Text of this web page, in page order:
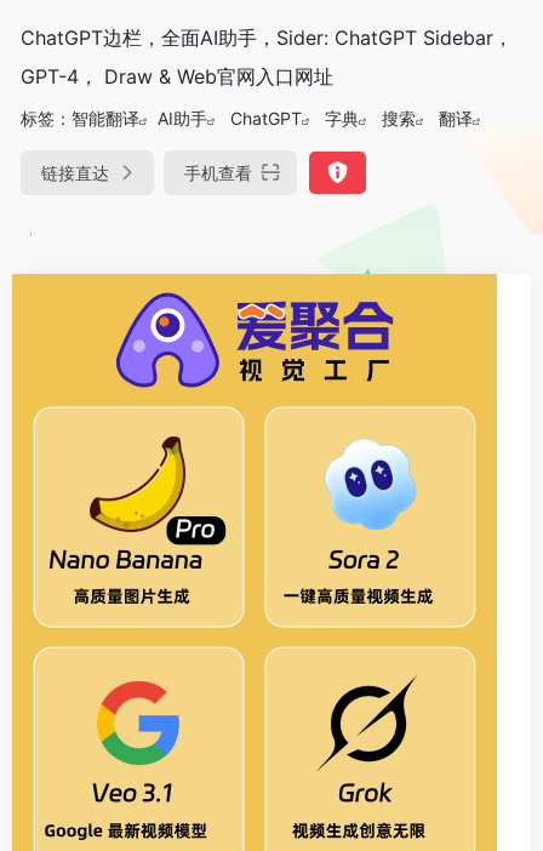
ChatGPT边栏，全面AI助手，Sider: ChatGPT Sidebar，
GPT-4， Draw & Web官网入口网址
标签： 智能翻译 AI助手 ChatGPT 字典 搜索 翻译
链接直达 手机查看
DeepSeek-R1、V3满血版免费